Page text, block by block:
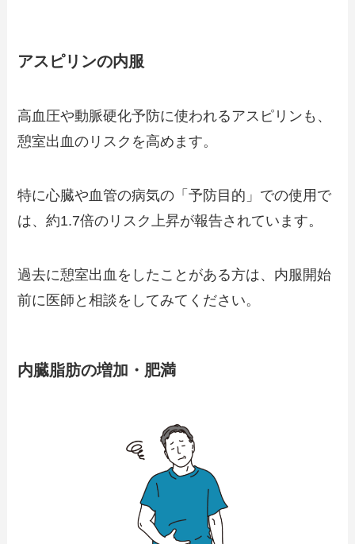
アスピリンの内服
高血圧や動脈硬化予防に使われるアスピリンも、
憩室出血のリスクを高めます。
特に心臓や血管の病気の「予防目的」での使用で
は、約1.7倍のリスク上昇が報告されています。
過去に憩室出血をしたことがある方は、内服開始
前に医師と相談をしてみてください。
内臓脂肪の増加・肥満